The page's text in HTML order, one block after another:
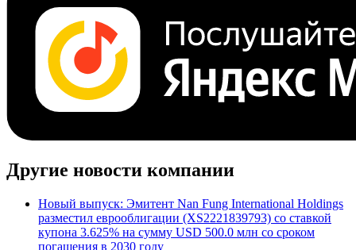
Cbonds.TV
Другие новости компании